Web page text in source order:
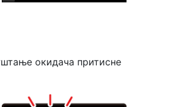
окидача притисне